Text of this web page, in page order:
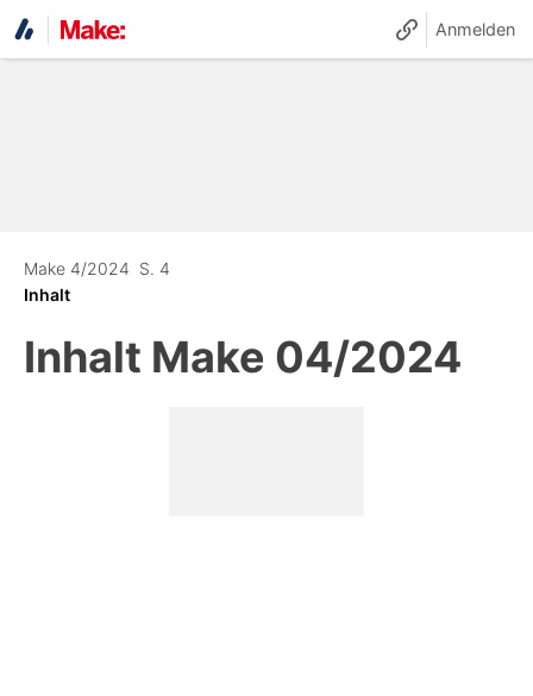
Anmelden
Make 4/2024 S. 4
Inhalt
Inhalt Make 04/2024